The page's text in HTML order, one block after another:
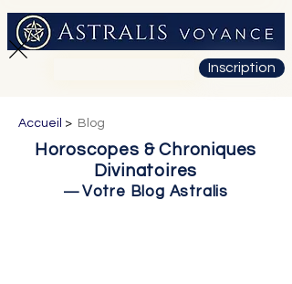
Inscription
Accueil > Blog
Horoscopes & Chroniques
Divinatoires
—Votre Blog Astralis